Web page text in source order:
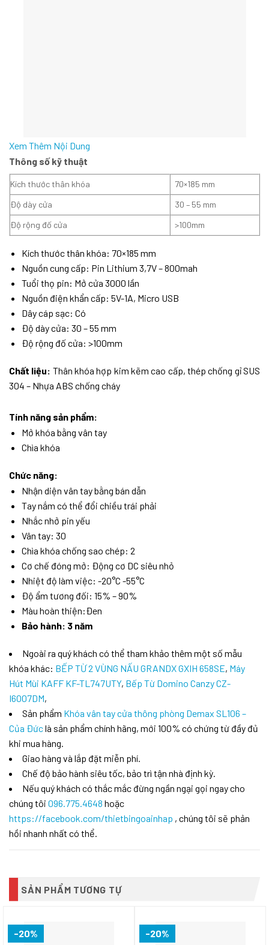
Xem Thêm Nội Dung
Thông số kỹ thuật
Kích thước thân khóa
70×185 mm
Độ dày cửa
30 – 55 mm
Độ rộng đố cửa
>100mm
Kích thước thân khóa: 70×185 mm
Nguồn cung cấp: Pin Lithium 3,7V – 800mah
Tuổi thọ pin: Mở cửa 3000 lần
Nguồn điện khẩn cấp: 5V-1A, Micro USB
Dây cáp sạc: Có
Độ dày cửa: 30 – 55 mm
Độ rộng đố cửa: >100mm
Chất liệu: Thân khóa hợp kim kẽm cao cấp, thép chống gỉ SUS
304 – Nhựa ABS chống cháy
Tính năng sản phẩm:
Mở khóa bằng vân tay
Chìa khóa
Chức năng:
Nhận diện vân tay bằng bán dẫn
Tay nắm có thể đổi chiều trái phải
Nhắc nhở pin yếu
Vân tay: 30
Chìa khóa chống sao chép: 2
Cơ chế đóng mở: Động cơ DC siêu nhỏ
Nhiệt độ làm việc: -20°C -55°C
Độ ẩm tương đối: 15% – 90%
Màu hoàn thiện:Đen
Bảo hành: 3 năm
Ngoài ra quý khách có thể tham khảo thêm một số mẫu
khóa khác: BẾP TỪ 2 VÙNG NẤU GRANDX GXIH 658SE, Máy
Hút Mùi KAFF KF-TL747UTY, Bếp Từ Domino Canzy CZ-
I6007DM,
Sản phẩm Khóa vân tay cửa thông phòng Demax SL106 –
Của Đứclà sản phẩm chính hãng, mới 100% có chứng từ đầy đủ
khi mua hàng.
Giao hàng và lắp đặt miễn phí.
Chế độ bảo hành siêu tốc, bảo trì tận nhà định kỳ.
Nếu quý khách có thắc mắc đừng ngần ngại gọi ngay cho
chúng tôi 096.775.4648 hoặc
https://facebook.com/thietbingoainhap , chúng tôi sẽ phản
hồi nhanh nhất có thể.
SẢN PHẨM TƯƠNG TỰ
-20% -20%